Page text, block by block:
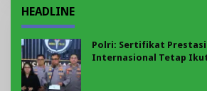
HEADLINE
Polri: Sertifikat Prestasi
Internasional Tetap